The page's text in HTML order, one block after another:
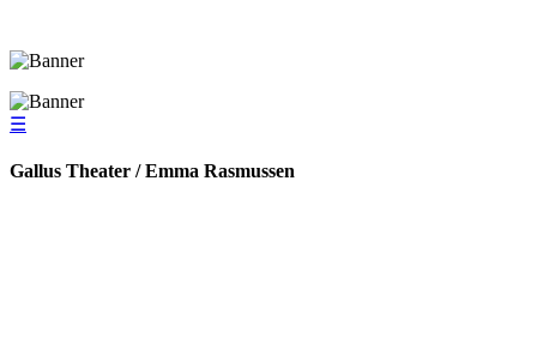
☰
Gallus Theater / Emma Rasmussen